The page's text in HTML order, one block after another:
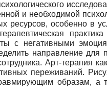
и необходимой
ресурсов, особенно в
с негативными
направление для
Арт-терапия
переживаний.
образам, а